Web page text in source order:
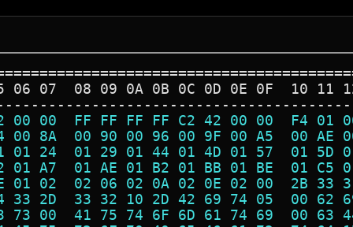
06 07  08 09 0A 0B 0C 0D 0E 0F  10 11
00 00  FF FF FF FF C2 42 00 00  F4
00 8A  00 90 00 96 00 9F 00 A5  00
01 24  01 29 01 44 01 4D 01 57  01
01 A7  01 AE 01 B2 01 BB 01 BE  01
01 02  02 06 02 0A 02 0E 02 00  2B
33 2D  33 32 10 2D 42 69 74 05  00
73 00  41 75 74 6F 6D 61 74 69  00